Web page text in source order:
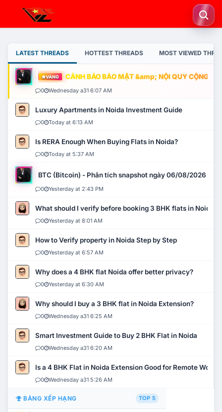
LATEST THREADS HOTTEST THREADS MOST VIEWED
VÀNG CẢNH BÁO BẢO MẬT &amp; NỘI QUY CỘNG
0 Wednesday a31 6:07 AM
Luxury Apartments in Noida Investment Guide
0 Today at 6:13 AM
Is RERA Enough When Buying Flats in Noida?
0 Today at 5:37 AM
BTC (Bitcoin) - Phân tích snapshot ngày 06/08/2026
0 Yesterday at 2:43 PM
What should I verify before booking 3 BHK flats in Noida?
0 Yesterday at 8:01 AM
How to Verify property in Noida Step by Step
0 Yesterday at 6:57 AM
Why does a 4 BHK flat Noida offer better privacy?
0 Yesterday at 6:30 AM
Why should I buy a 3 BHK flat in Noida Extension?
0 Wednesday a31 6:25 AM
Smart Investment Guide to Buy 2 BHK Flat in Noida
0 Wednesday a31 6:20 AM
Is a 4 BHK Flat in Noida Extension Good for Remote Work?
0 Wednesday a31 5:26 AM
BẢNG XẾP HẠNG TOP 5